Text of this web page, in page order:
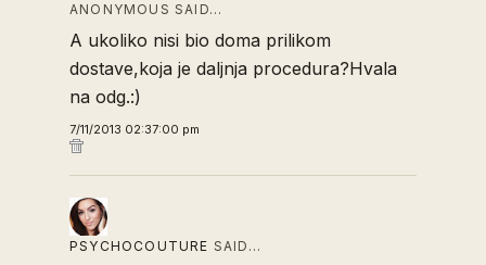
ANONYMOUS SAID…
A ukoliko nisi bio doma prilikom
dostave,koja je daljnja procedura?Hvala
na odg.:)
7/11/2013 02:37:00 pm
PSYCHOCOUTURE SAID…